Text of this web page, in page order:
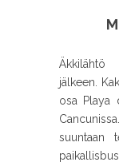
Äkkilähtö
jälkeen.
osa Playa
suuntaan